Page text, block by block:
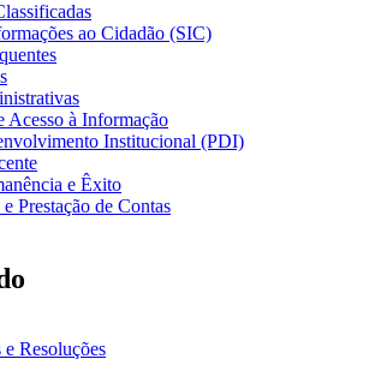
ao Cidadão (SIC)
Acesso à Informação
Institucional (PDI)
e Êxito
Prestação de Contas
e Resoluções